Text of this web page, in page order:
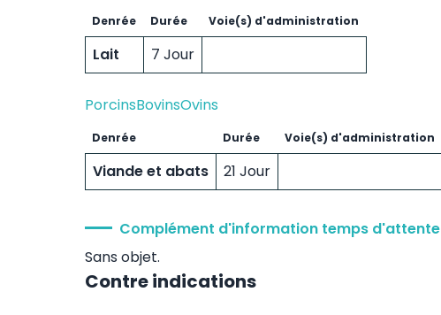
Denrée Durée Voie(s) d'administration
Lait 7 Jour
PorcinsBovinsOvins
Denrée Durée Voie(s) d'administration
Viande et abats 21 Jour
Complément d'information temps d'attente
Sans objet.
Contre indications